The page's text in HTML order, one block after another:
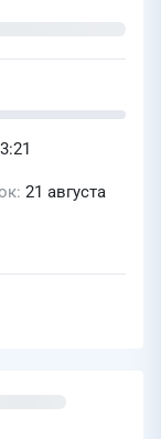
21 августа